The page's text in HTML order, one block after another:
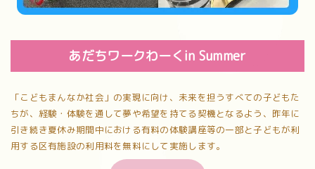
あだちワークわーくin Summer
「こどもまんなか社会」の実現に向け、未来を担うすべての子どもた
ちが、経験・体験を通して夢や希望を持てる契機となるよう、昨年に
引き続き夏休み期間中における有料の体験講座等の一部と子どもが利
用する区有施設の利用料を無料にして実施します。